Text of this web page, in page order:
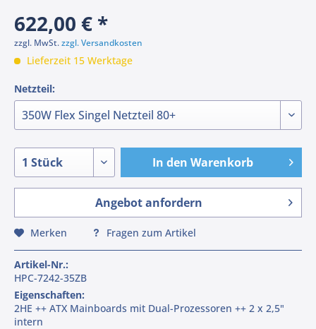
622,00 € *
zzgl. MwSt.zzgl. Versandkosten
Lieferzeit 15 Werktage
Netzteil:
In den Warenkorb
Angebot anfordern
Merken Fragen zum Artikel
Artikel-Nr.:
HPC-7242-35ZB
Eigenschaften:
2HE ++ ATX Mainboards mit Dual-Prozessoren ++ 2 x 2,5"
intern